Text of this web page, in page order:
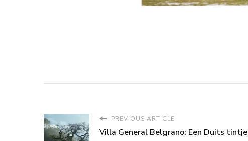
PREVIOUS ARTICLE
Villa General Belgrano: Een Duits tintje